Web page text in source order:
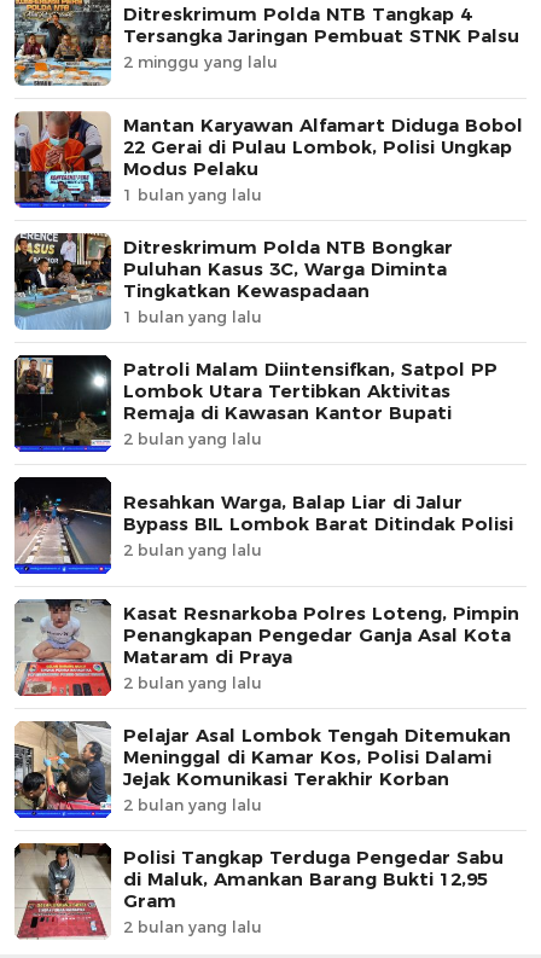
Ditreskrimum Polda NTB Tangkap 4
Tersangka Jaringan Pembuat STNK Palsu
2 minggu yang lalu
Mantan Karyawan Alfamart Diduga Bobol
22 Gerai di Pulau Lombok, Polisi Ungkap
Modus Pelaku
1 bulan yang lalu
Ditreskrimum Polda NTB Bongkar
Puluhan Kasus 3C, Warga Diminta
Tingkatkan Kewaspadaan
1 bulan yang lalu
Patroli Malam Diintensifkan, Satpol PP
Lombok Utara Tertibkan Aktivitas
Remaja di Kawasan Kantor Bupati
2 bulan yang lalu
Resahkan Warga, Balap Liar di Jalur
Bypass BIL Lombok Barat Ditindak Polisi
2 bulan yang lalu
Kasat Resnarkoba Polres Loteng, Pimpin
Penangkapan Pengedar Ganja Asal Kota
Mataram di Praya
2 bulan yang lalu
Pelajar Asal Lombok Tengah Ditemukan
Meninggal di Kamar Kos, Polisi Dalami
Jejak Komunikasi Terakhir Korban
2 bulan yang lalu
Polisi Tangkap Terduga Pengedar Sabu
di Maluk, Amankan Barang Bukti 12,95
Gram
2 bulan yang lalu